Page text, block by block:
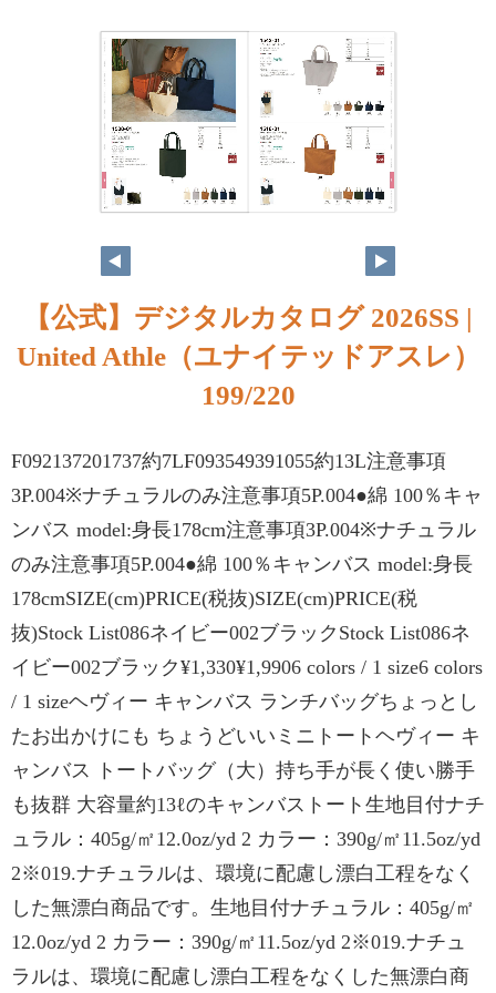
197 198
【公式】デジタルカタログ 2026SS |
United Athle（ユナイテッドアスレ）
199/220
F092137201737約7LF093549391055約13L注意事項
3P.004※ナチュラルのみ注意事項5P.004●綿 100％キャ
ンバス model:身長178cm注意事項3P.004※ナチュラル
のみ注意事項5P.004●綿 100％キャンバス model:身長
178cmSIZE(cm)PRICE(税抜)SIZE(cm)PRICE(税
抜)Stock List086ネイビー002ブラックStock List086ネ
イビー002ブラック¥1,330¥1,9906 colors / 1 size6 colors
/ 1 sizeヘヴィー キャンバス ランチバッグちょっとし
たお出かけにも ちょうどいいミニトートヘヴィー キ
ャンバス トートバッグ（大）持ち手が長く使い勝手
も抜群 大容量約13ℓのキャンバストート生地目付ナチ
ュラル：405g/㎡12.0oz/yd 2 カラー：390g/㎡11.5oz/yd
2※019.ナチュラルは、環境に配慮し漂白工程をなく
した無漂白商品です。生地目付ナチュラル：405g/㎡
12.0oz/yd 2 カラー：390g/㎡11.5oz/yd 2※019.ナチュ
ラルは、環境に配慮し漂白工程をなくした無漂白商